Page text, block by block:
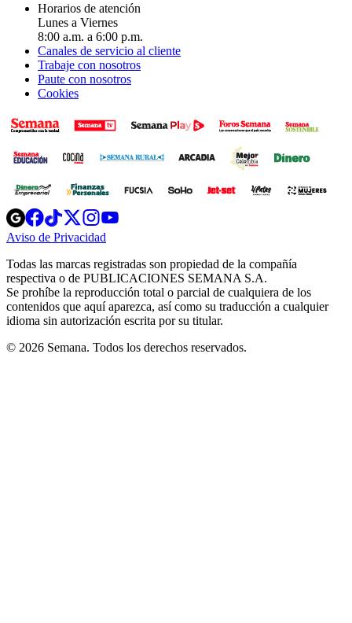
Horarios de atención
Lunes a Viernes
8:00 a.m. a 6:00 p.m.
Canales de servicio al cliente
Trabaje con nosotros
Paute con nosotros
Cookies
Opens
in
new
Opens
in
new
Opens
in
new
window
Opens
new
windowwindow
Aviso de Privacidad
new
window
Todas las marcas registradas son propiedad de la compañía
respectiva o de PUBLICACIONES SEMANA S.A.
Se prohíbe la reproducción total o parcial de cualquiera de los
contenidos que aquí aparezca, así como su traducción a cualquier
idioma sin autorización escrita por su titular.
© 2026 Semana. Todos los derechos reservados.